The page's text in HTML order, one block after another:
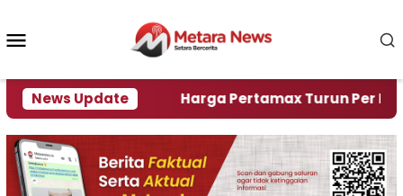
konten
News Update
Krisi Air Harga Pertamax Turun Per Hari Ini,